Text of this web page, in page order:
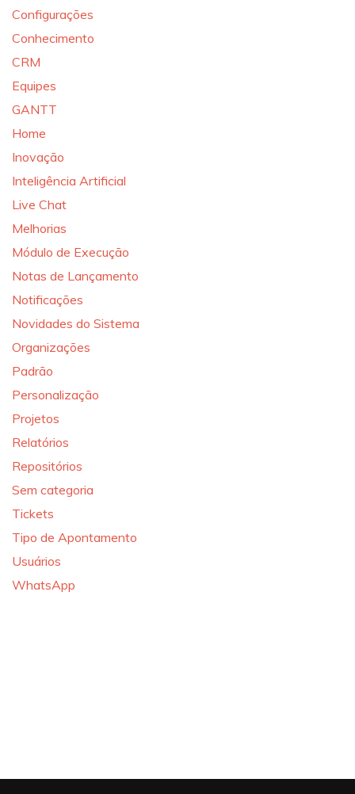
Configurações
Conhecimento
CRM
Equipes
GANTT
Home
Inovação
Inteligência Artificial
Live Chat
Melhorias
Módulo de Execução
Notas de Lançamento
Notificações
Novidades do Sistema
Organizações
Padrão
Personalização
Projetos
Relatórios
Repositórios
Sem categoria
Tickets
Tipo de Apontamento
Usuários
WhatsApp